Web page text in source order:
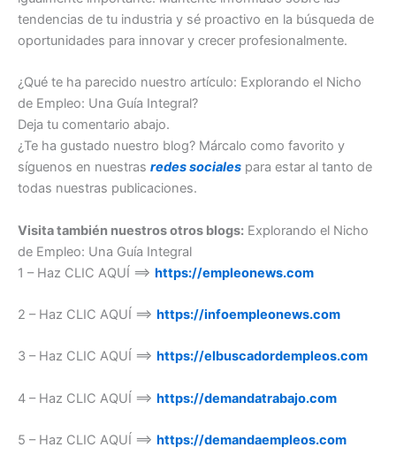
tendencias de tu industria y sé proactivo en la búsqueda de
oportunidades para innovar y crecer profesionalmente.
¿Qué te ha parecido nuestro artículo: Explorando el Nicho
de Empleo: Una Guía Integral?
Deja tu comentario abajo.
¿Te ha gustado nuestro blog? Márcalo como favorito y
síguenos en nuestras redes sociales para estar al tanto de
todas nuestras publicaciones.
Visita también nuestros otros blogs: Explorando el Nicho
de Empleo: Una Guía Integral
1 – Haz CLIC AQUÍ ==> https://empleonews.com
2 – Haz CLIC AQUÍ ==> https://infoempleonews.com
3 – Haz CLIC AQUÍ ==> https://elbuscadordempleos.com
4 – Haz CLIC AQUÍ ==> https://demandatrabajo.com
5 – Haz CLIC AQUÍ ==> https://demandaempleos.com